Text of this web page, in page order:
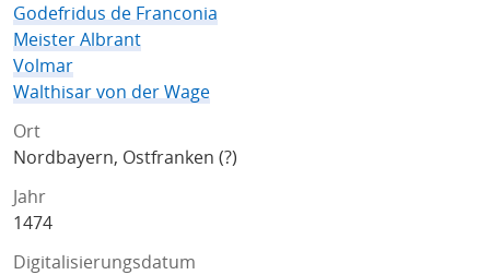
Godefridus de Franconia
Meister Albrant
Volmar
Walthisar von der Wage
Ort
Nordbayern, Ostfranken (?)
Jahr
1474
Digitalisierungsdatum